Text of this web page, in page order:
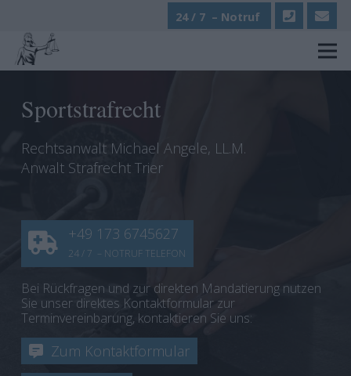
24 / 7 – Notruf
Sportstrafrecht
Rechtsanwalt Michael Angele, LL.M.
Anwalt Strafrecht Trier
+49 173 6745627
24 / 7 – NOTRUF TELEFON
Bei Rückfragen und zur direkten Mandatierung nutzen
Sie unser direktes Kontaktformular zur
Terminvereinbarung, kontaktieren Sie uns:
Zum Kontaktformular